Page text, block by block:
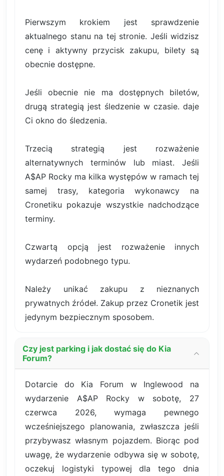
Pierwszym krokiem jest sprawdzenie
aktualnego stanu na tej stronie. Jeśli widzisz
cenę i aktywny przycisk zakupu, bilety są
obecnie dostępne.
Jeśli obecnie nie ma dostępnych biletów,
drugą strategią jest śledzenie w czasie. daje
Ci okno do śledzenia.
Trzecią strategią jest rozważenie
alternatywnych terminów lub miast. Jeśli
A$AP Rocky ma kilka występów w ramach tej
samej trasy, kategoria wykonawcy na
Cronetiku pokazuje wszystkie nadchodzące
terminy.
Czwartą opcją jest rozważenie innych
wydarzeń podobnego typu.
Należy unikać zakupu z nieznanych
prywatnych źródeł. Zakup przez Cronetik jest
jedynym bezpiecznym sposobem.
Czy jest parking i jak dostać się do Kia
Forum?
Dotarcie do Kia Forum w Inglewood na
wydarzenie A$AP Rocky w sobotę, 27
czerwca 2026, wymaga pewnego
wcześniejszego planowania, zwłaszcza jeśli
przybywasz własnym pojazdem. Biorąc pod
uwagę, że wydarzenie odbywa się w sobotę,
oczekuj logistyki typowej dla tego dnia